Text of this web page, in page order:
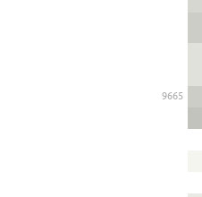
9665